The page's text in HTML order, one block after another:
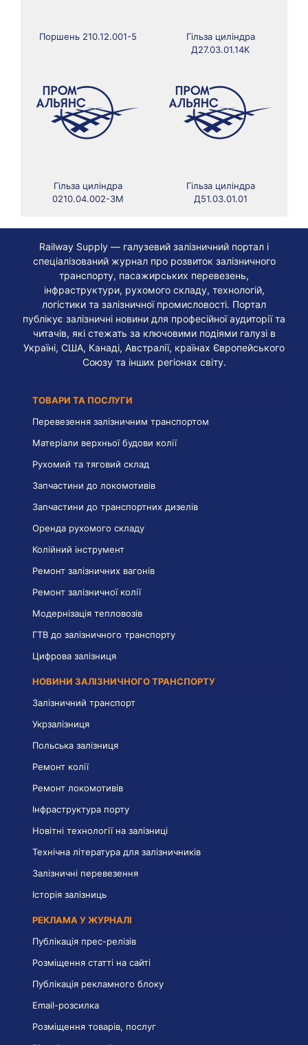
Поршень 210.12.001-5
Гільза циліндра
Д27.03.01.14К
Гільза циліндра
0210.04.002-3М
Гільза циліндра
Д51.03.01.01
Railway Supply — галузевий залізничний портал і
спеціалізований журнал про розвиток залізничного
транспорту, пасажирських перевезень,
інфраструктури, рухомого складу, технологій,
логістики та залізничної промисловості. Портал
публікує залізничні новини для професійної аудиторії та
читачів, які стежать за ключовими подіями галузі в
Україні, США, Канаді, Австралії, країнах Європейського
Союзу та інших регіонах світу.
ТОВАРИ ТА ПОСЛУГИ
Перевезення залізничним транспортом
Матеріали верхньої будови колії
Рухомий та тяговий склад
Запчастини до локомотивів
Запчастини до транспортних дизелів
Оренда рухомого складу
Колійний інструмент
Ремонт залізничних вагонів
Ремонт залізничної колії
Модернізація тепловозів
ГТВ до залізничного транспорту
Цифрова залізниця
НОВИНИ ЗАЛІЗНИЧНОГО ТРАНСПОРТУ
Залізничний транспорт
Укрзалізниця
Польська залізниця
Ремонт колії
Ремонт локомотивів
Інфраструктура порту
Новітні технології на залізниці
Технічна література для залізничників
Залізничні перевезення
Історія залізниць
РЕКЛАМА У ЖУРНАЛІ
Публікація прес-релізів
Розміщення статті на сайті
Публікація рекламного блоку
Email-розсилка
Розміщення товарів, послуг